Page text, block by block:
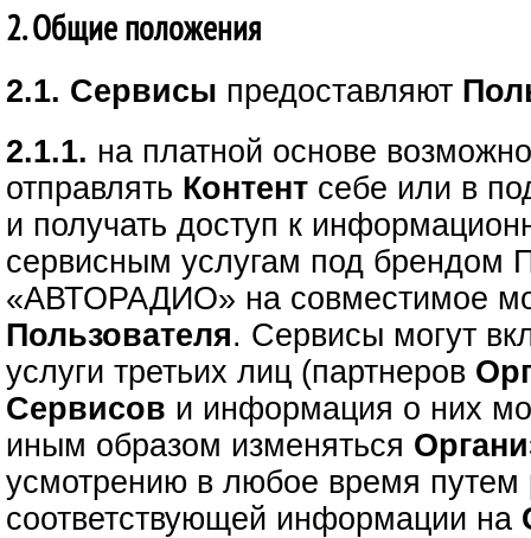
2. Общие положения
2.1. Сервисы предоставляют
2.1.1. на платной основе
отправлять Контент себе или в
и получать доступ к
сервисным услугам под брендом
«АВТОРАДИО» на совместимое
Пользователя. Сервисы могут
услуги третьих лиц (партнеров
Сервисов и информация о них
иным образом изменяться
усмотрению в любое время
соответствующей информации на